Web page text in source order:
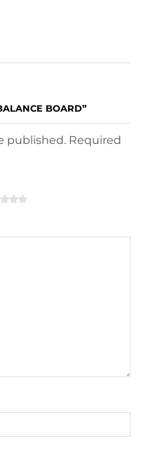
BOARD”
published. Required